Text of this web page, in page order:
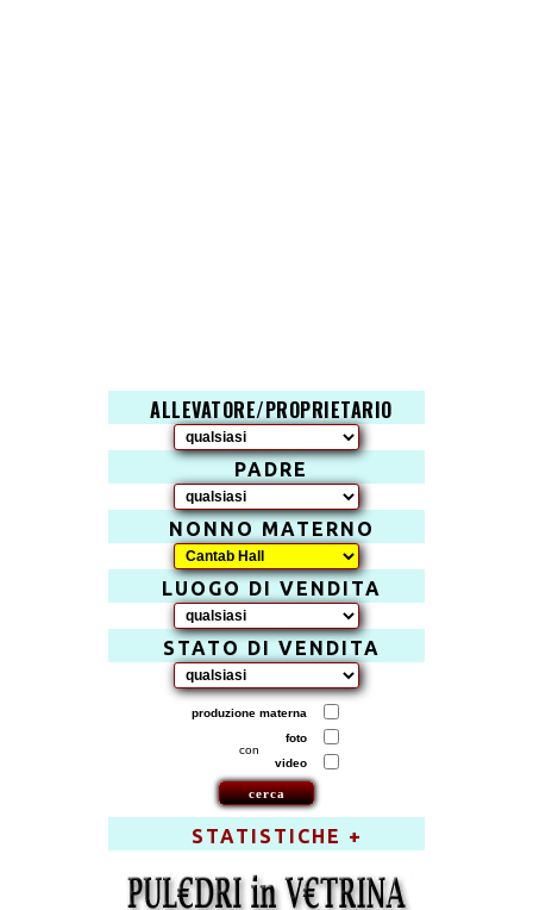
ALLEVATORE/PROPRIETARIO
PADRE
NONNO MATERNO
LUOGO DI VENDITA
STATO DI VENDITA
produzione materna
con
foto
video
STATISTICHE +